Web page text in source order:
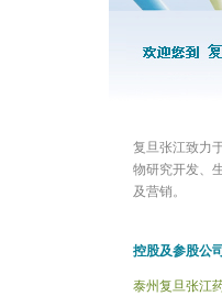
复旦张江致力
物研究开发、
及营销。
控股及参股公司
泰州复旦张江